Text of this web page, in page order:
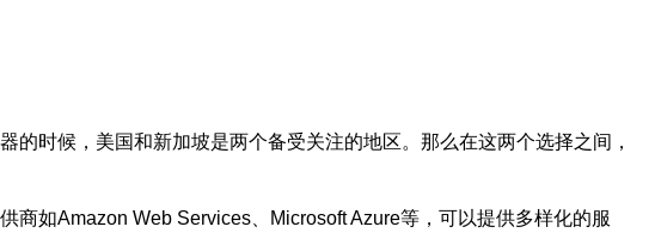
时候，美国和新加坡是两个备受关注的地区。那么在这两个选择之间，
如Amazon Web Services、Microsoft Azure等，可以提供多样化的服